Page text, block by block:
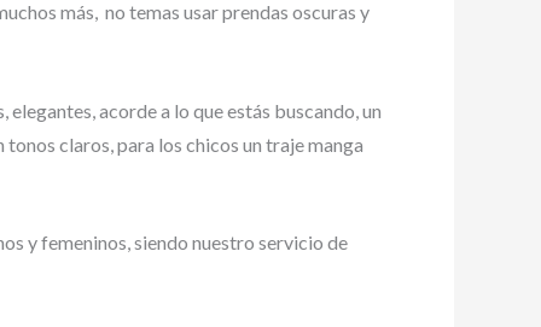
más, no temas usar prendas oscuras y
acorde a lo que estás buscando, un
claros, para los chicos un traje manga
y femeninos, siendo nuestro servicio de